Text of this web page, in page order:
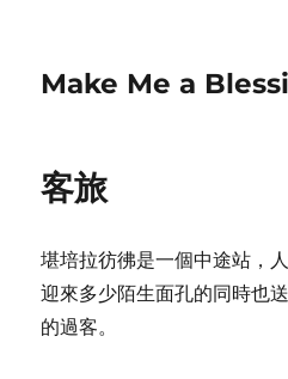
Make Me a
客旅
堪培拉彷彿是一個中途站，
迎來多少陌生面孔的同時也
的過客。